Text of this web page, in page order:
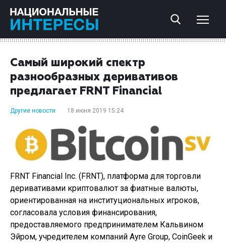
Самый широкий спектр
разнообразных деривативов
предлагает FRNT Financial
Другие новости 18 июня 2019 15:24
FRNT Financial Inc. (FRNT), платформа для торговли
деривативами криптовалют за фиатные валюты,
ориентированная на институциональных игроков,
согласовала условия финансирования,
предоставляемого предпринимателем Кальвином
Эйром, учредителем компаний Ayre Group, CoinGeek и